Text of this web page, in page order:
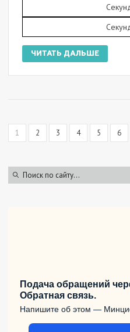
ЧИТАТЬ ДАЛЬШЕ
1 2 3 4 5 6
Подача обращений
Обратная связь.
Напишите об этом —